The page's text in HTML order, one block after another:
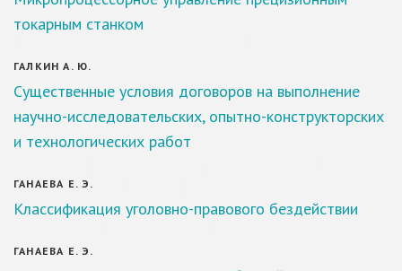
токарным станком
ГАЛКИН А. Ю.
Существенные условия договоров на выполнение
научно-исследовательских, опытно-конструкторских
и технологических работ
ГАНАЕВА Е. Э.
Классификация уголовно-правового бездействии
ГАНАЕВА Е. Э.